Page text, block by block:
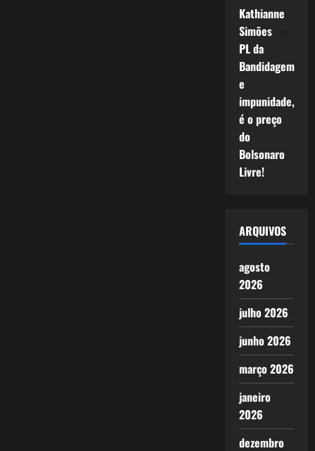
Kathianne
Simõesem
PL da
Bandidagem
e
impunidade,
é o preço
do
Bolsonaro
Livre!
ARQUIVOS
agosto
2026
julho 2026
junho 2026
março 2026
janeiro
2026
dezembro